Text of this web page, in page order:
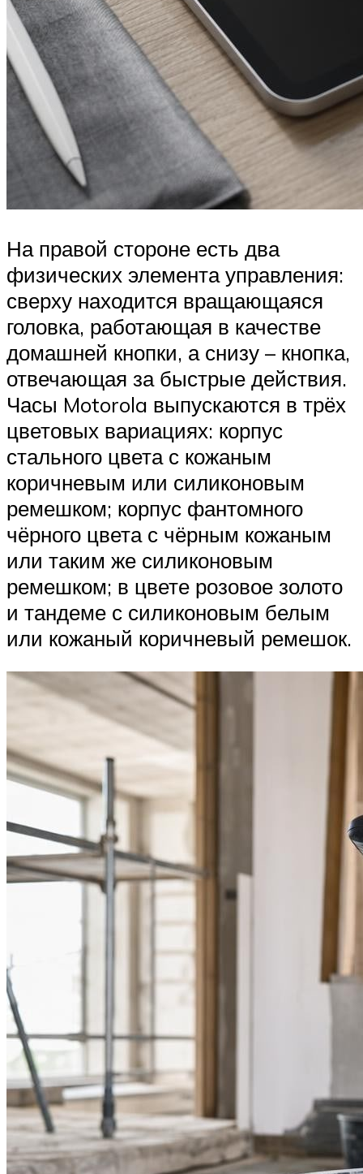
На правой стороне есть два
физических элемента управления:
сверху находится вращающаяся
головка, работающая в качестве
домашней кнопки, а снизу – кнопка,
отвечающая за быстрые действия.
Часы Motorola выпускаются в трёх
цветовых вариациях: корпус
стального цвета с кожаным
коричневым или силиконовым
ремешком; корпус фантомного
чёрного цвета с чёрным кожаным
или таким же силиконовым
ремешком; в цвете розовое золото
и тандеме с силиконовым белым
или кожаный коричневый ремешок.